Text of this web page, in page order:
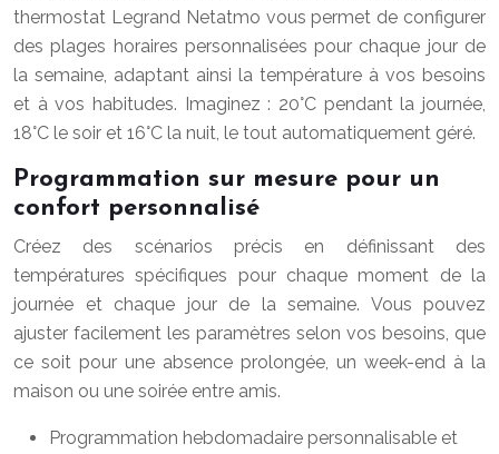
thermostat Legrand Netatmo vous permet de configurer
des plages horaires personnalisées pour chaque jour de
la semaine, adaptant ainsi la température à vos besoins
et à vos habitudes. Imaginez : 20°C pendant la journée,
18°C le soir et 16°C la nuit, le tout automatiquement géré.
Programmation sur mesure pour un
confort personnalisé
Créez des scénarios précis en définissant des
températures spécifiques pour chaque moment de la
journée et chaque jour de la semaine. Vous pouvez
ajuster facilement les paramètres selon vos besoins, que
ce soit pour une absence prolongée, un week-end à la
maison ou une soirée entre amis.
Programmation hebdomadaire personnalisable et